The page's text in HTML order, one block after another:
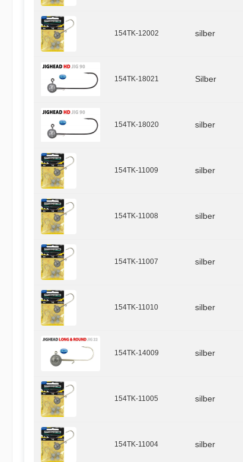
154TK-12002 silber
154TK-18021 Silber
154TK-18020 silber
154TK-11009 silber
154TK-11008 silber
154TK-11007 silber
154TK-11010 silber
154TK-14009 silber
154TK-11005 silber
154TK-11004 silber